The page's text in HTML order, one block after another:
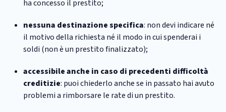
ha concesso il prestito;
nessuna destinazione specifica: non devi indicare né
il motivo della richiesta né il modo in cui spenderai i
soldi (non è un prestito finalizzato);
accessibile anche in caso di precedenti difficoltà
creditizie: puoi chiederlo anche se in passato hai avuto
problemi a rimborsare le rate di un prestito.